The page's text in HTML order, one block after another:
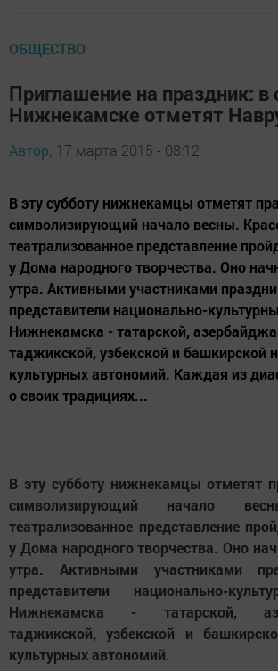
ОБЩЕСТВО
Приглашение на праздник: в
Нижнекамске отметят
Автор, 17 марта 2015 - 08:12
В эту субботу нижнекамцы отметят
символизирующий начало весны.
театрализованное представление
у Дома народного творчества. Оно
утра. Активными участниками
представители национально-
Нижнекамска - татарской,
таджикской, узбекской и башкирской
культурных автономий. Каждая из
о своих традициях...
В эту субботу нижнекамцы отметят
символизирующий начало
театрализованное представление
у Дома народного творчества. Оно
утра. Активными участниками
представители национально-
Нижнекамска - татарской,
таджикской, узбекской и
культурных автономий.